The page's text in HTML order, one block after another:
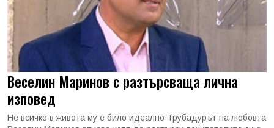
Веселин Маринов с разтърсваща лична
изповед
Не всичко в живота му е било идеално Трубадурът на любовта